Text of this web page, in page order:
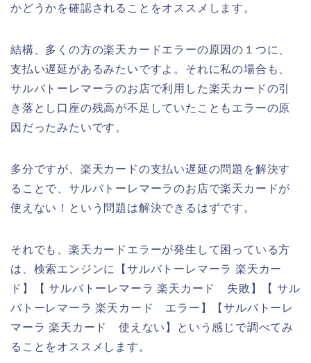
かどうかを確認されることをオススメします。
結構、多くの方の楽天カードエラーの原因の１つに、
支払い遅延があるみたいですよ。それに私の場合も、
サルバトーレマーラのお店で利用した楽天カードの引
き落とし口座の残高が不足していたこともエラーの原
因だったみたいです。
多分ですが、楽天カードの支払い遅延の問題を解決す
ることで、サルバトーレマーラのお店で楽天カードが
使えない！という問題は解決できるはずです。
それでも、楽天カードエラーが発生して困っている方
は、検索エンジンに【サルバトーレマーラ 楽天カー
ド】【 サルバトーレマーラ 楽天カード 失敗】【 サル
バトーレマーラ 楽天カード エラー】【サルバトーレ
マーラ 楽天カード 使えない】という感じで調べてみ
ることをオススメします。